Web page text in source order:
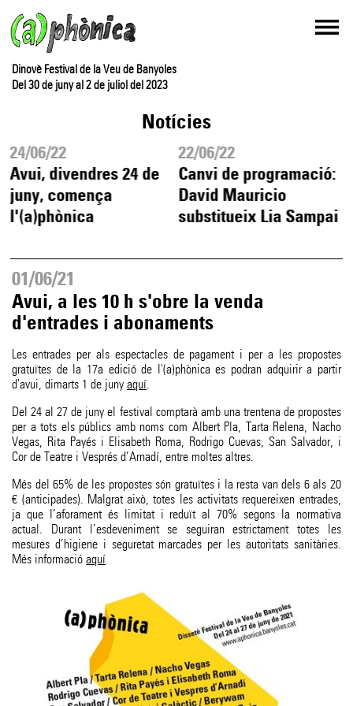
Dinovè Festival de la Veu de Banyoles
Del 30 de juny al 2 de juliol del 2023
Notícies
24/06/22
Avui, divendres 24 de
juny, comença
l'(a)phònica
22/06/22
Canvi de programació:
David Mauricio
substitueix Lia Sampai
01/06/21
Avui, a les 10 h s'obre la venda
d'entrades i abonaments
Les entrades per als espectacles de pagament i per a les propostes
gratuïtes de la 17a edició de l'(a)phònica es podran adquirir a partir
d'avui, dimarts 1 de junyaquí.
Del 24 al 27 de juny el festival comptarà amb una trentena de propostes
per a tots els públics amb noms com Albert Pla, Tarta Relena, Nacho
Vegas, Rita Payés i Elisabeth Roma, Rodrigo Cuevas, San Salvador, i
Cor de Teatre i Vesprés d’Arnadí, entre moltes altres.
Més del 65% de les propostes són gratuïtes i la resta van dels 6 als 20
€ (anticipades). Malgrat això, totes les activitats requereixen entrades,
ja que l’aforament és limitat i reduït al 70% segons la normativa
actual. Durant l’esdeveniment se seguiran estrictament totes les
mesures d’higiene i seguretat marcades per les autoritats sanitàries.
Més informacióaquí